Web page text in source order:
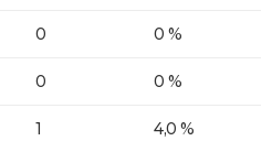
0 0 %
0 0 %
1 4,0 %